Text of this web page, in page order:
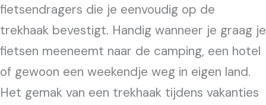
fietsendragers die je eenvoudig op de
trekhaak bevestigt. Handig wanneer je graag je
fietsen meeneemt naar de camping, een hotel
of gewoon een weekendje weg in eigen land.
Het gemak van een trekhaak tijdens vakanties